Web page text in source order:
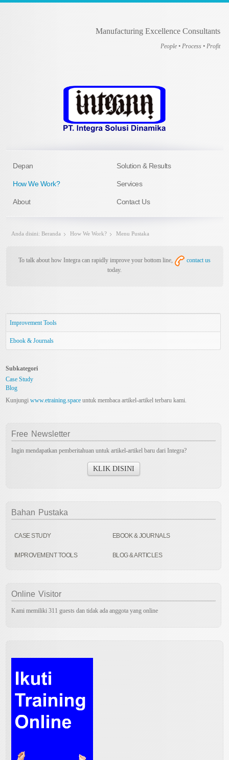
Manufacturing Excellence Consultants
People • Process • Profit
Depan Solution & Results
How We Work? Services
About Contact Us
Anda disini:Beranda How We Work? Menu Pustaka
To talk about how Integra can rapidly improve your bottom line,
contact us
today.
Improvement Tools
Ebook & Journals
Subkategori
Case Study
Blog
Kunjungiwww.etraining.space untuk membaca artikel-artikel terbaru kami.
FreeNewsletter
Ingin mendapatkan pemberitahuan untuk artikel-artikel baru dari Integra?
KLIK DISINI
BahanPustaka
CASE STUDY EBOOK & JOURNALS
IMPROVEMENT TOOLS BLOG & ARTICLES
OnlineVisitor
Kami memiliki 311 guests dan tidak ada anggota yang online